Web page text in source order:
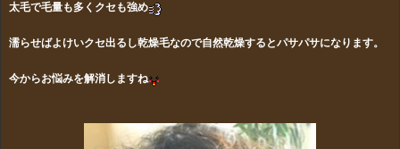
太毛で毛量も多くクセも強め
濡らせばよけいクセ出るし乾燥毛なので自然乾燥するとパサパサになります。
今からお悩みを解消しますね